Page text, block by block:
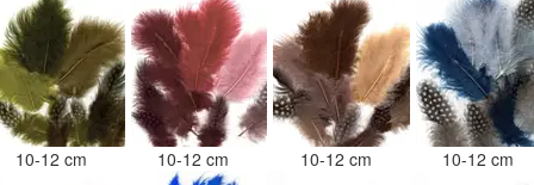
10-12 cm 10-12 cm 10-12 cm 10-12 cm